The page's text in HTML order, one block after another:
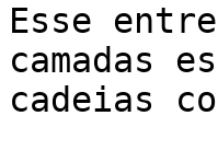
Esse
camadas
cadeias